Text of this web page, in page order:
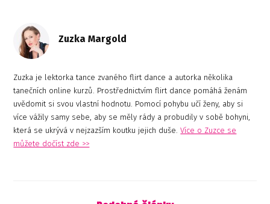
Zuzka Margold
Zuzka je lektorka tance zvaného flirt dance a autorka několika
tanečních online kurzů. Prostřednictvím flirt dance pomáhá ženám
uvědomit si svou vlastní hodnotu. Pomocí pohybu učí ženy, aby si
více vážily samy sebe, aby se měly rády a probudily v sobě bohyni,
která se ukrývá v nejzazším koutku jejich duše.Více o Zuzce se
můžete dočíst zde >>